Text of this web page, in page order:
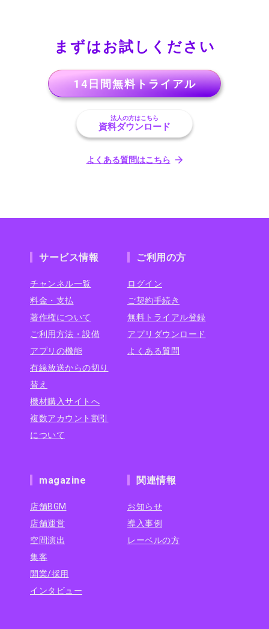
まずはお試しください
14日間無料トライアル
法人の方はこちら
資料ダウンロード
よくある質問はこちら
サービス情報
チャンネル一覧
料金・支払
著作権について
ご利用方法・設備
アプリの機能
有線放送からの切り
替え
機材購入サイトへ
複数アカウント割引
について
ご利用の方
ログイン
ご契約手続き
無料トライアル登録
アプリダウンロード
よくある質問
magazine
店舗BGM
店舗運営
空間演出
集客
開業/採用
インタビュー
関連情報
お知らせ
導入事例
レーベルの方